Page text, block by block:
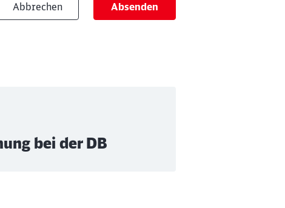
Abbrechen Absenden
bei der DB